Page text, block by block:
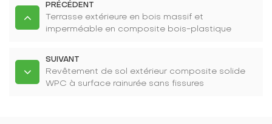
PRÉCÉDENT
Terrasse extérieure en bois massif et
imperméable en composite bois-plastique
SUIVANT
Revêtement de sol extérieur composite solide
WPC à surface rainurée sans fissures